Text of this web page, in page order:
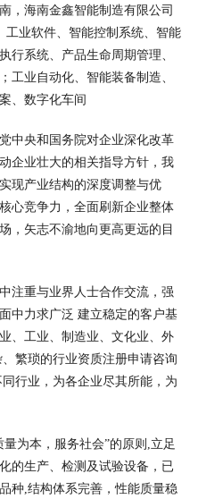
，海南金鑫智能制造有限公司
工业软件、智能控制系统、智能
行系统、产品生命周期管理、
工业自动化、智能装备制造、
、数字化车间
中央和国务院对企业深化改革
企业壮大的相关指导方针，我
现产业结构的深度调整与优
心竞争力，全面刷新企业整体
，矢志不渝地向更高更远的目
注重与业界人士合作交流，强
中力求广泛 建立稳定的客户基
、工业、制造业、文化业、外
繁琐的行业资质注册申请咨询
行业，为各企业尽其所能，为
为本，服务社会”的原则,立足
的生产、检测及试验设备，已
种,结构体系完善，性能质量稳